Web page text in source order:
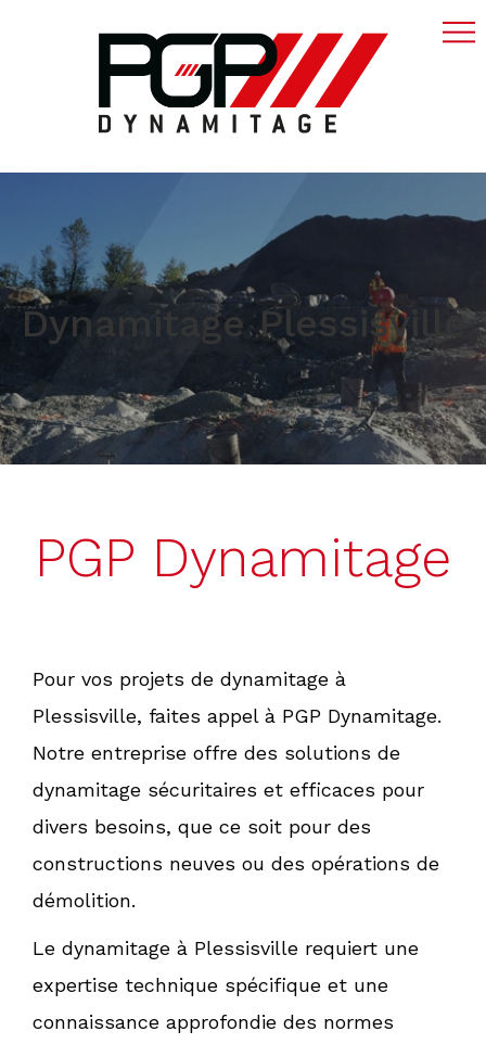
Dynamitage Plessisville
PGP Dynamitage
Pour vos projets de dynamitage à
Plessisville, faites appel à PGP Dynamitage.
Notre entreprise offre des solutions de
dynamitage sécuritaires et efficaces pour
divers besoins, que ce soit pour des
constructions neuves ou des opérations de
démolition.
Le dynamitage à Plessisville requiert une
expertise technique spécifique et une
connaissance approfondie des normes